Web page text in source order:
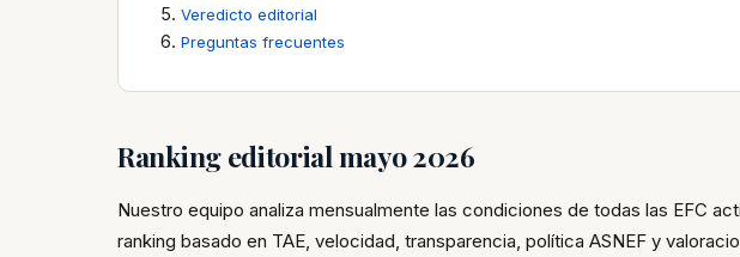
Veredicto editorial
Preguntas frecuentes
Ranking editorial mayo 2026
Nuestro equipo analiza mensualmente las condiciones de todas las EFC
ranking basado en TAE, velocidad, transparencia, política ASNEF y